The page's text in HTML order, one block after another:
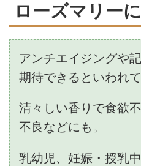
ローズマリー
アンチエイジングや
期待できるといわれて
清々しい香りで食欲
不良などにも。
乳幼児、妊娠・授乳